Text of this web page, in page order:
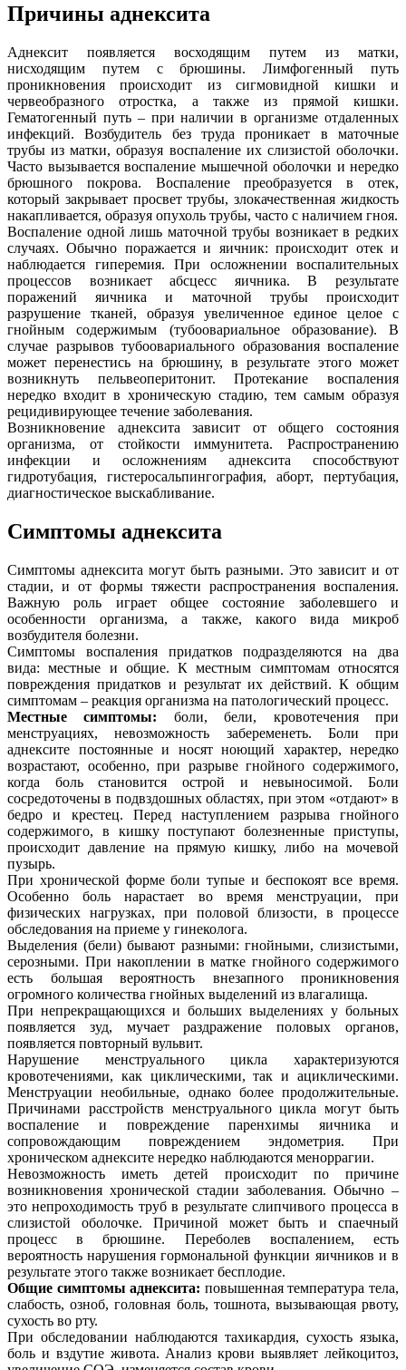
Причины аднексита
Аднексит появляется восходящим путем из матки,
нисходящим путем с брюшины. Лимфогенный путь
проникновения происходит из сигмовидной кишки и
червеобразного отростка, а также из прямой кишки.
Гематогенный путь – при наличии в организме отдаленных
инфекций. Возбудитель без труда проникает в маточные
трубы из матки, образуя воспаление их слизистой оболочки.
Часто вызывается воспаление мышечной оболочки и нередко
брюшного покрова. Воспаление преобразуется в отек,
который закрывает просвет трубы, злокачественная жидкость
накапливается, образуя опухоль трубы, часто с наличием гноя.
Воспаление одной лишь маточной трубы возникает в редких
случаях. Обычно поражается и яичник: происходит отек и
наблюдается гиперемия. При осложнении воспалительных
процессов возникает абсцесс яичника. В результате
поражений яичника и маточной трубы происходит
разрушение тканей, образуя увеличенное единое целое с
гнойным содержимым (тубоовариальное образование). В
случае разрывов тубоовариального образования воспаление
может перенестись на брюшину, в результате этого может
возникнуть пельвеоперитонит. Протекание воспаления
нередко входит в хроническую стадию, тем самым образуя
рецидивирующее течение заболевания.
Возникновение аднексита зависит от общего состояния
организма, от стойкости иммунитета. Распространению
инфекции и осложнениям аднексита способствуют
гидротубация, гистеросальпингография, аборт, пертубация,
диагностическое выскабливание.
Симптомы аднексита
Симптомы аднексита могут быть разными. Это зависит и от
стадии, и от формы тяжести распространения воспаления.
Важную роль играет общее состояние заболевшего и
особенности организма, а также, какого вида микроб
возбудителя болезни.
Симптомы воспаления придатков подразделяются на два
вида: местные и общие. К местным симптомам относятся
повреждения придатков и результат их действий. К общим
симптомам – реакция организма на патологический процесс.
Местные симптомы: боли, бели, кровотечения при
менструациях, невозможность забеременеть. Боли при
аднексите постоянные и носят ноющий характер, нередко
возрастают, особенно, при разрыве гнойного содержимого,
когда боль становится острой и невыносимой. Боли
сосредоточены в подвздошных областях, при этом «отдают» в
бедро и крестец. Перед наступлением разрыва гнойного
содержимого, в кишку поступают болезненные приступы,
происходит давление на прямую кишку, либо на мочевой
пузырь.
При хронической форме боли тупые и беспокоят все время.
Особенно боль нарастает во время менструации, при
физических нагрузках, при половой близости, в процессе
обследования на приеме у гинеколога.
Выделения (бели) бывают разными: гнойными, слизистыми,
серозными. При накоплении в матке гнойного содержимого
есть большая вероятность внезапного проникновения
огромного количества гнойных выделений из влагалища.
При непрекращающихся и больших выделениях у больных
появляется зуд, мучает раздражение половых органов,
появляется повторный вульвит.
Нарушение менструального цикла характеризуются
кровотечениями, как циклическими, так и ациклическими.
Менструации необильные, однако более продолжительные.
Причинами расстройств менструального цикла могут быть
воспаление и повреждение паренхимы яичника и
сопровождающим повреждением эндометрия. При
хроническом аднексите нередко наблюдаются меноррагии.
Невозможность иметь детей происходит по причине
возникновения хронической стадии заболевания. Обычно –
это непроходимость труб в результате слипчивого процесса в
слизистой оболочке. Причиной может быть и спаечный
процесс в брюшине. Переболев воспалением, есть
вероятность нарушения гормональной функции яичников и в
результате этого также возникает бесплодие.
Общие симптомы аднексита: повышенная температура тела,
слабость, озноб, головная боль, тошнота, вызывающая рвоту,
сухость во рту.
При обследовании наблюдаются тахикардия, сухость языка,
боль и вздутие живота. Анализ крови выявляет лейкоцитоз,